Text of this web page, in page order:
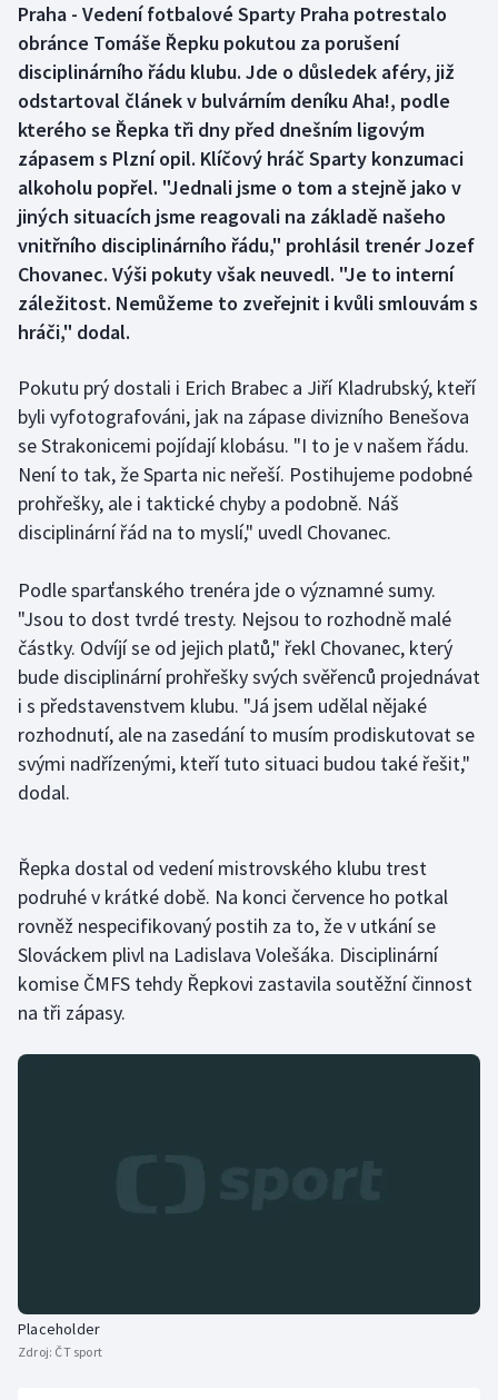
Box
Curling
Dostihy
Florbal
Futsal
Golf
Gymnastika
Házená
Jezdectví
Judo
Lezení
Lyže a snowboard
Moderní pětiboj
Motorsport
Parasport
Plavání
Plážový volejbal
Triatlon
Praha - Vedení fotbalové Sparty Praha potrestalo
obránce Tomáše Řepku pokutou za porušení
disciplinárního řádu klubu. Jde o důsledek aféry, již
odstartoval článek v bulvárním deníku Aha!, podle
kterého se Řepka tři dny před dnešním ligovým
zápasem s Plzní opil. Klíčový hráč Sparty konzumaci
alkoholu popřel. "Jednali jsme o tom a stejně jako v
jiných situacích jsme reagovali na základě našeho
vnitřního disciplinárního řádu," prohlásil trenér Jozef
Chovanec. Výši pokuty však neuvedl. "Je to interní
záležitost. Nemůžeme to zveřejnit i kvůli smlouvám s
hráči," dodal.
Pokutu prý dostali i Erich Brabec a Jiří Kladrubský, kteří
byli vyfotografováni, jak na zápase divizního Benešova
se Strakonicemi pojídají klobásu. "I to je v našem řádu.
Není to tak, že Sparta nic neřeší. Postihujeme podobné
prohřešky, ale i taktické chyby a podobně. Náš
disciplinární řád na to myslí," uvedl Chovanec.
Podle sparťanského trenéra jde o významné sumy.
"Jsou to dost tvrdé tresty. Nejsou to rozhodně malé
částky. Odvíjí se od jejich platů," řekl Chovanec, který
bude disciplinární prohřešky svých svěřenců projednávat
i s představenstvem klubu. "Já jsem udělal nějaké
rozhodnutí, ale na zasedání to musím prodiskutovat se
svými nadřízenými, kteří tuto situaci budou také řešit,"
dodal.
Řepka dostal od vedení mistrovského klubu trest
podruhé v krátké době. Na konci července ho potkal
rovněž nespecifikovaný postih za to, že v utkání se
Slováckem plivl na Ladislava Volešáka. Disciplinární
komise ČMFS tehdy Řepkovi zastavila soutěžní činnost
na tři zápasy.
Placeholder
Zdroj: ČT sport